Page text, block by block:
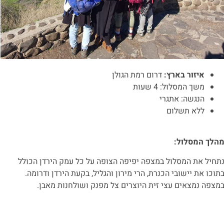
איזור בארץ: דרום רמת הגולן
משך המסלול: 4 שעות
הנגשה: אתגרי
ללא תשלום
מהלך המסלול:
נתחיל את המסלול במצפה יפיפה הצופה על כל עמק הירדן הכולל
בתוכו את יישובי הכנרת, הרי מירון והגליל, בקעת הירדן ודרומה.
במצפה נמצאים עצי זית היוצרים צל מפנק ושולחנות מאבן.